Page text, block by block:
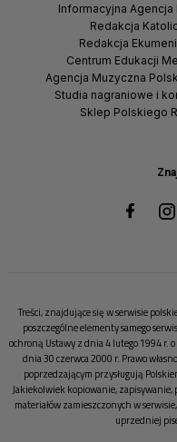
Informacyjna Agencja
Redakcja
Redakcja
Centrum Edukacji
Agencja Muzyczna
Studia nagraniowe i
Sklep Polskiego
Treści, znajdujące się w serwisie
poszczególne elementy samego
ochroną Ustawy z dnia 4 lutego 1994 r.
dnia 30 czerwca 2000 r. Prawo
poprzedzającym przysługują
Jakiekolwiek kopiowanie,
materiałów zamieszczonych w
uprzedniej